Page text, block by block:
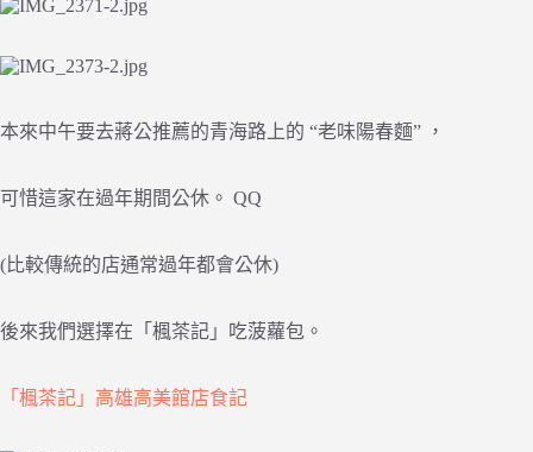
本來中午要去蔣公推薦的青海路上的 “老味陽春麵” ，
可惜這家在過年期間公休。 QQ
(比較傳統的店通常過年都會公休)
後來我們選擇在「楓茶記」吃菠蘿包。
「楓茶記」高雄高美館店食記